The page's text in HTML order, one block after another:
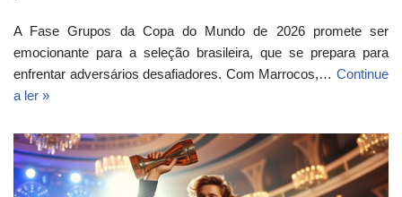
A Fase Grupos da Copa do Mundo de 2026 promete ser
emocionante para a seleção brasileira, que se prepara para
enfrentar adversários desafiadores. Com Marrocos,… Continue
a ler »